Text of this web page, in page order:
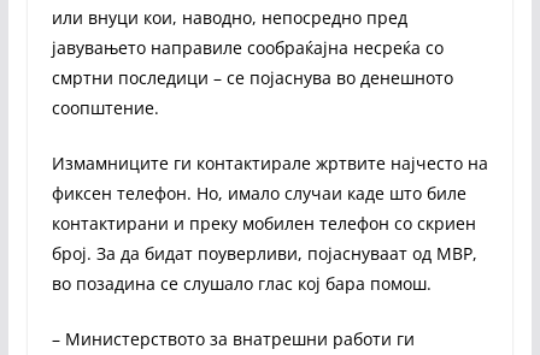
или внуци кои, наводно, непосредно пред
јавувањето направиле сообраќајна несреќа со
смртни последици – се појаснува во денешното
соопштение.
Измамниците ги контактирале жртвите најчесто на
фиксен телефон. Но, имало случаи каде што биле
контактирани и преку мобилен телефон со скриен
број. За да бидат поуверливи, појаснуваат од МВР,
во позадина се слушало глас кој бара помош.
– Министерството за внатрешни работи ги